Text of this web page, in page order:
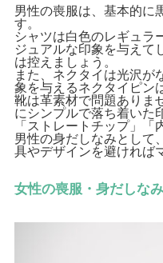
男性の喪服は、基本的に
す。
シャツは白色のレギュラ
ジュアルな印象を与えて
は控えましょう。
また、ネクタイは光沢が
象を与えるネクタイピン
靴は革素材で問題ありま
にシンプルで落ち着いた
「ストレートチップ」「
男性の身だしなみとして
具やデザインを避ければ
女性の喪服・身だしなみ